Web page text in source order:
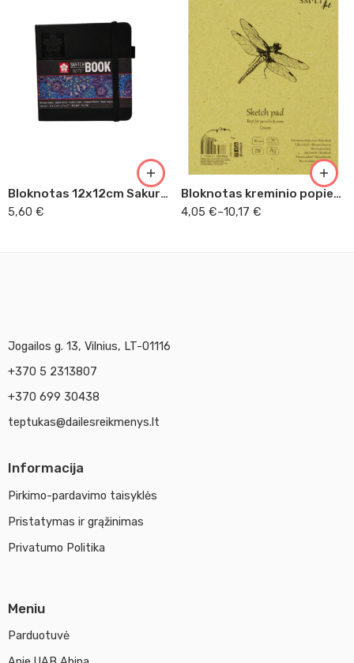
Bloknotas 12x12cm Sakura piešimui juodas popierius
5,60 €
Bloknotas kreminio popieriaus eskizams
4,05 €–10,17 €
A5
A4
Jogailos g. 13, Vilnius, LT-01116
+370 5 2313807
+370 699 30438
teptukas@dailesreikmenys.lt
Informacija
Pirkimo-pardavimo taisyklės
Pristatymas ir grąžinimas
Privatumo Politika
Meniu
Parduotuvė